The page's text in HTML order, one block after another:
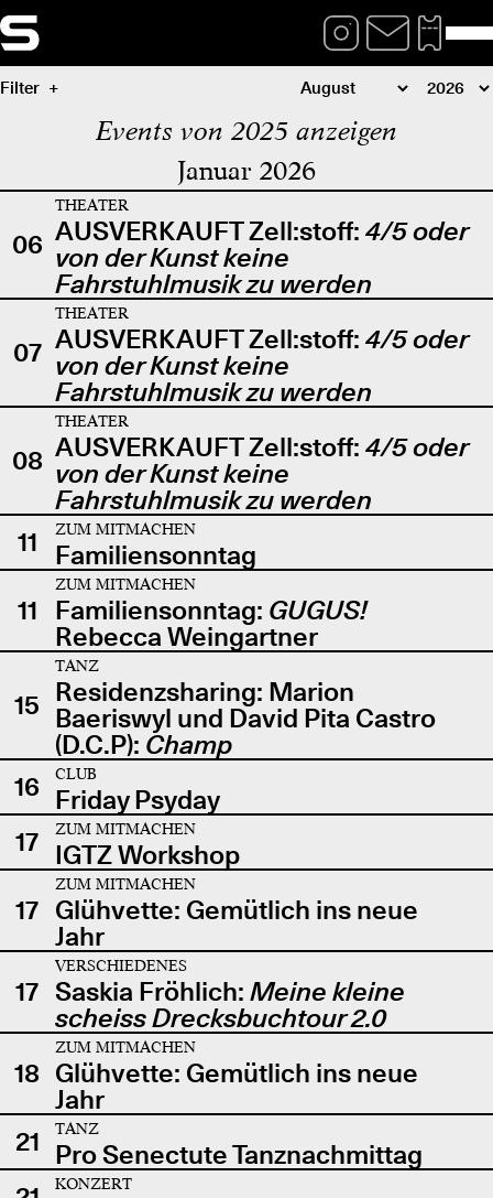
Filter
Events von 2025 anzeigen
Januar 2026
06
THEATER
AUSVERKAUFT Zell:stoff: 4/5 oder
von der Kunst keine
Fahrstuhlmusik zu werden
07
THEATER
AUSVERKAUFT Zell:stoff: 4/5 oder
von der Kunst keine
Fahrstuhlmusik zu werden
08
THEATER
AUSVERKAUFT Zell:stoff: 4/5 oder
von der Kunst keine
Fahrstuhlmusik zu werden
11
ZUM MITMACHEN
Familiensonntag
11
ZUM MITMACHEN
Familiensonntag: GUGUS!
Rebecca Weingartner
15
TANZ
Residenzsharing: Marion
Baeriswyl und David Pita Castro
(D.C.P): Champ
16
CLUB
Friday Psyday
17
ZUM MITMACHEN
IGTZ Workshop
17
ZUM MITMACHEN
Glühvette: Gemütlich ins neue
Jahr
17
VERSCHIEDENES
Saskia Fröhlich: Meine kleine
scheiss Drecksbuchtour 2.0
18
ZUM MITMACHEN
Glühvette: Gemütlich ins neue
Jahr
21
TANZ
Pro Senectute Tanznachmittag
KONZERT